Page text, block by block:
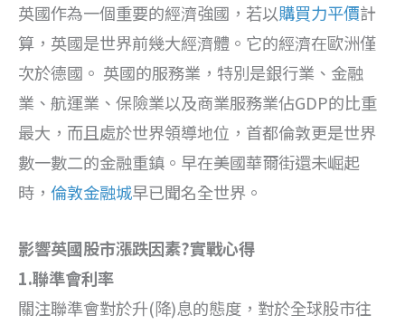
英國作為一個重要的經濟強國，若以購買力平價計
算，英國是世界前幾大經濟體。它的經濟在歐洲僅
次於德國。 英國的服務業，特別是銀行業、金融
業、航運業、保險業以及商業服務業佔GDP的比重
最大，而且處於世界領導地位，首都倫敦更是世界
數一數二的金融重鎮。早在美國華爾街還未崛起
時， 倫敦金融城早已聞名全世界。
影響英國股市漲跌因素?實戰心得
1.聯準會利率
關注聯準會對於升(降)息的態度，對於全球股市往